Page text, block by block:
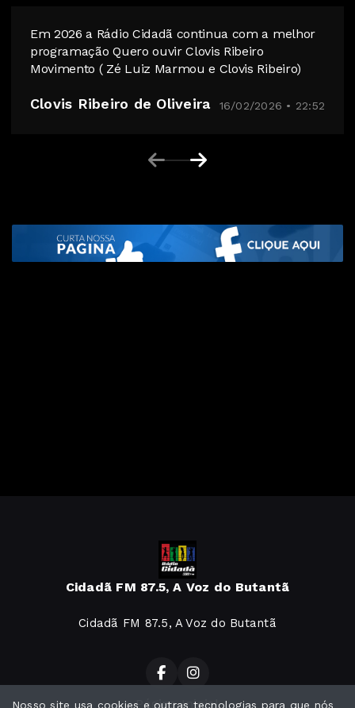
Clovis Ribeiro de Oliveira 16/02/2026 • 22:52
Em 2026 a Rádio Cidadã continua com a melhor
programação Quero ouvir Clovis Ribeiro
Movimento ( Zé Luiz Marmou e Clovis Ribeiro)
Cidadã FM 87.5, A Voz do Butantã
Cidadã FM 87.5, A Voz do Butantã
Página Inicial
Nosso site usa cookies e outras tecnologias para que nós